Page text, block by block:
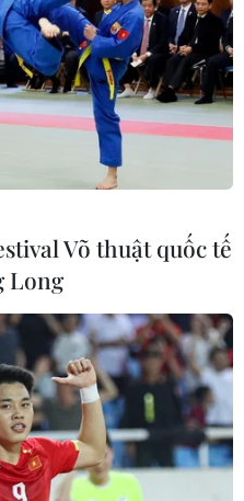
dựng
thu
Võ thuật quốc tế
Long